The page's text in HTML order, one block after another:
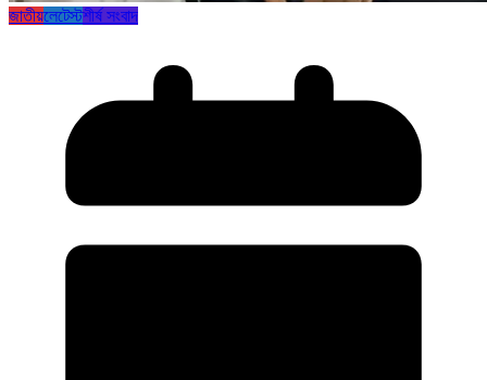
জাতীয়লেটেস্টশীর্ষ সংবাদ